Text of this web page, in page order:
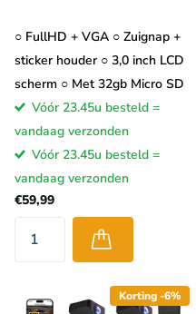
○ FullHD + VGA ○ Zuignap +
sticker houder ○ 3,0 inch LCD
scherm ○ Met 32gb Micro SD
Vóór 23.45u besteld =
vandaag verzonden
Vóór 23.45u besteld =
vandaag verzonden
€59,99
Korting -6%